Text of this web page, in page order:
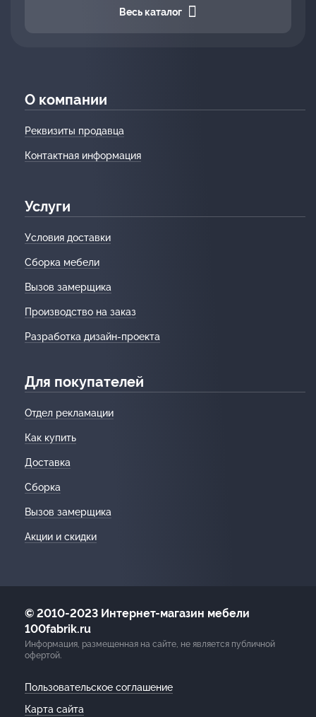
Весь каталог
О компании
Реквизиты продавца
Контактная информация
Услуги
Условия доставки
Сборка мебели
Вызов замерщика
Производство на заказ
Разработка дизайн-проекта
Для покупателей
Отдел рекламации
Как купить
Доставка
Сборка
Вызов замерщика
Акции и скидки
© 2010-2023 Интернет-магазин мебели
100fabrik.ru
Информация, размещенная на сайте, не является публичной
офертой.
Пользовательское соглашение
Карта сайта